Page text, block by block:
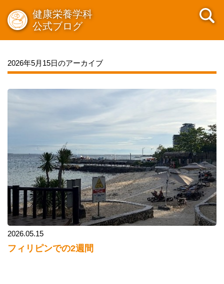
健康栄養学科
公式ブログ
2026年5月15日のアーカイブ
2026.05.15
フィリピンでの2週間